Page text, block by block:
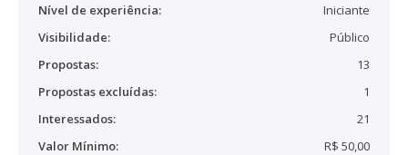
Nível de experiência:
Iniciante
Visibilidade:
Público
Propostas:
13
Propostas excluídas:
1
Interessados:
21
Valor Mínimo:
R$ 50,00